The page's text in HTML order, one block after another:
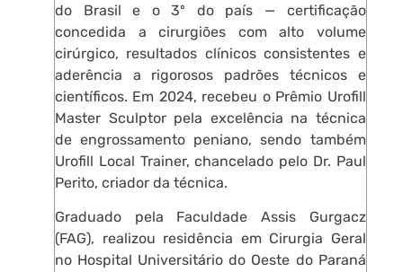
do Brasil e o 3º do país — certificação
concedida a cirurgiões com alto volume
cirúrgico, resultados clínicos consistentes e
aderência a rigorosos padrões técnicos e
científicos. Em 2024, recebeu o Prêmio Urofill
Master Sculptor pela excelência na técnica
de engrossamento peniano, sendo também
Urofill Local Trainer, chancelado pelo Dr. Paul
Perito, criador da técnica.
Graduado pela Faculdade Assis Gurgacz
(FAG), realizou residência em Cirurgia Geral
no Hospital Universitário do Oeste do Paraná